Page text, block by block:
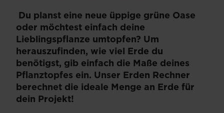
Du planst eine neue üppige grüne Oase
oder möchtest einfach deine
Lieblingspflanze umtopfen? Um
herauszufinden, wie viel Erde du
benötigst, gib einfach die Maße deines
Pflanztopfes ein. Unser Erden Rechner
berechnet die ideale Menge an Erde für
dein Projekt!